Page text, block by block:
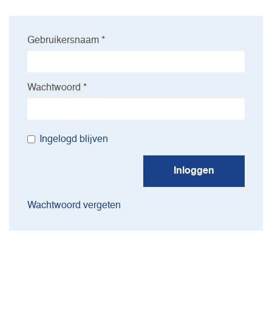
Gebruikersnaam *
Wachtwoord *
Ingelogd blijven
Inloggen
Wachtwoord vergeten